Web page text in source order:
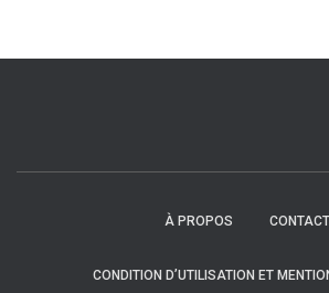
À PROPOS CONTACT
CONDITION D’UTILISATION ET